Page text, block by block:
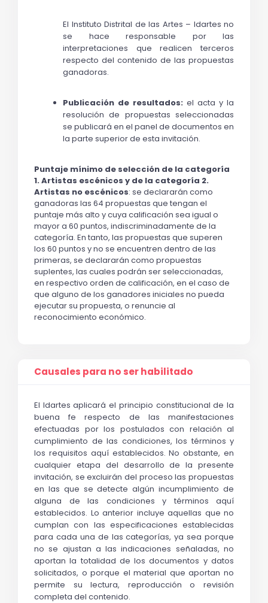
El Instituto Distrital de las Artes – Idartes no
se hace responsable por las
interpretaciones que realicen terceros
respecto del contenido de las propuestas
ganadoras.
Publicación de resultados: el acta y la
resolución de propuestas seleccionadas
se publicará en el panel de documentos en
la parte superior de esta invitación.
Puntaje mínimo de selección de la categoría
1. Artistas escénicos y de la categoría 2.
Artistas no escénicos: se declararán como
ganadoras las 64 propuestas que tengan el
puntaje más alto y cuya calificación sea igual o
mayor a 60 puntos, indiscriminadamente de la
categoría. En tanto, las propuestas que superen
los 60 puntos y no se encuentren dentro de las
primeras, se declararán como propuestas
suplentes, las cuales podrán ser seleccionadas,
en respectivo orden de calificación, en el caso de
que alguno de los ganadores iniciales no pueda
ejecutar su propuesta, o renuncie al
reconocimiento económico.
Causales para no ser habilitado
El Idartes aplicará el principio constitucional de la
buena fe respecto de las manifestaciones
efectuadas por los postulados con relación al
cumplimiento de las condiciones, los términos y
los requisitos aquí establecidos. No obstante, en
cualquier etapa del desarrollo de la presente
invitación, se excluirán del proceso las propuestas
en las que se detecte algún incumplimiento de
alguna de las condiciones y términos aquí
establecidos. Lo anterior incluye aquellas que no
cumplan con las especificaciones establecidas
para cada una de las categorías, ya sea porque
no se ajustan a las indicaciones señaladas, no
aportan la totalidad de los documentos y datos
solicitados, o porque el material que aportan no
permite su lectura, reproducción o revisión
completa del contenido.